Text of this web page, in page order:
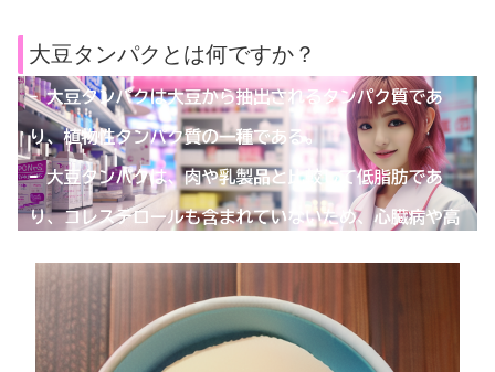
大豆タンパクとは何ですか？